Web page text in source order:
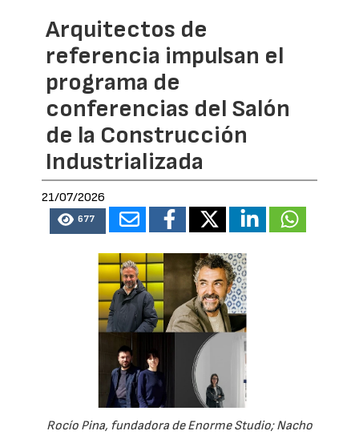
Arquitectos de
referencia impulsan el
programa de
conferencias del Salón
de la Construcción
Industrializada
21/07/2026
677
Rocío Pina, fundadora de Enorme Studio; Nacho